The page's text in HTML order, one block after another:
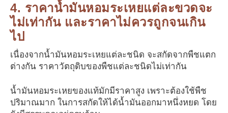
4. ราคาน้ำมันหอมระเหยแต่ละขวดจะ
ไม่เท่ากัน และราคาไม่ควรถูกจนเกิน
ไป
เนื่องจากน้ำมันหอมระเหยแต่ละชนิด จะสกัดจากพืชแตก
ต่างกัน ราคาวัตถุดิบของพืชแต่ละชนิดไม่เท่ากัน
น้ำมันหอมระเหยของแท้มักมีราคาสูง เพราะต้องใช้พืช
ปริมาณมาก ในการสกัดให้ได้น้ำมันออกมาหนึ่งหยด โดย